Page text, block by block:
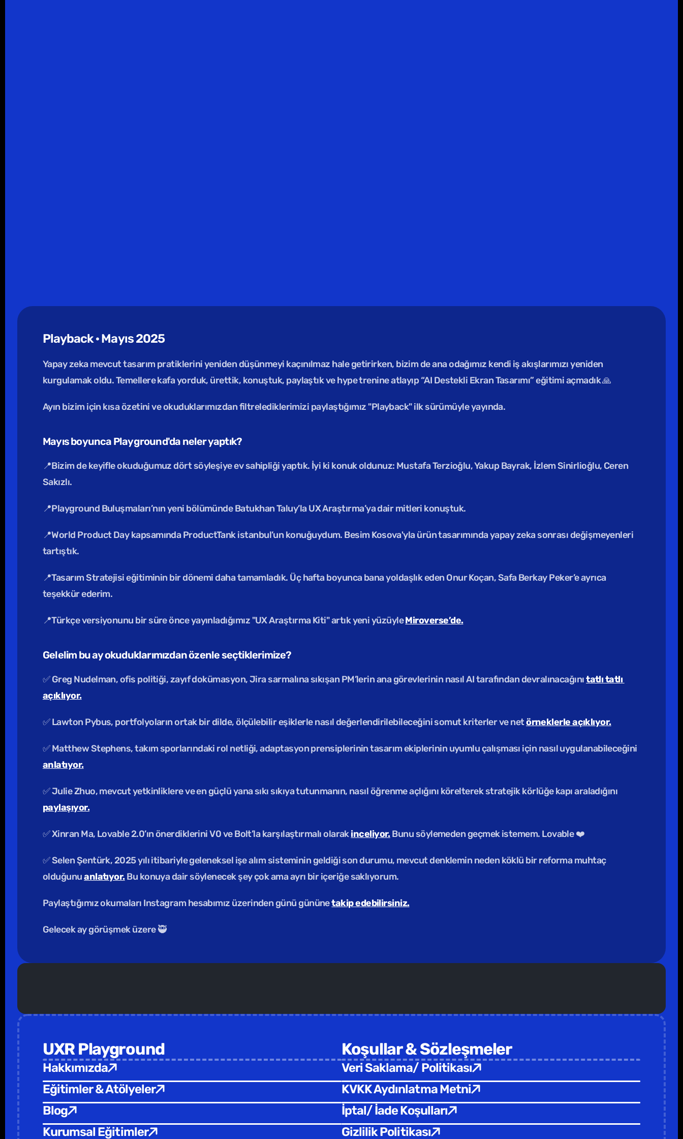
Playback · Mayıs 2025
Yapay zeka mevcut tasarım pratiklerini yeniden düşünmeyi kaçınılmaz hale getirirken, bizim de ana odağımız kendi iş akışlarımızı yeniden
kurgulamak oldu. Temellere kafa yorduk, ürettik, konuştuk, paylaştık ve hype trenine atlayıp “AI Destekli Ekran Tasarımı” eğitimi açmadık 🙏
Ayın bizim için kısa özetini ve okuduklarımızdan filtrelediklerimizi paylaştığımız "Playback" ilk sürümüyle yayında.
Mayıs boyunca Playground'da neler yaptık?
📍Bizim de keyifle okuduğumuz dört söyleşiye ev sahipliği yaptık. İyi ki konuk oldunuz: Mustafa Terzioğlu, Yakup Bayrak, İzlem Sinirlioğlu, Ceren
Sakızlı.
📍Playground Buluşmaları’nın yeni bölümünde Batukhan Taluy’la UX Araştırma’ya dair mitleri konuştuk.
📍World Product Day kapsamında ProductTank istanbul’un konuğuydum. Besim Kosova'yla ürün tasarımında yapay zeka sonrası değişmeyenleri
tartıştık.
📍Tasarım Stratejisi eğitiminin bir dönemi daha tamamladık. Üç hafta boyunca bana yoldaşlık eden Onur Koçan, Safa Berkay Peker’e ayrıca
teşekkür ederim.
📍Türkçe versiyonunu bir süre önce yayınladığımız "UX Araştırma Kiti" artık yeni yüzüyle Miroverse’de.
Gelelim bu ay okuduklarımızdan özenle seçtiklerimize?
✅ Greg Nudelman, ofis politiği, zayıf dokümasyon, Jira sarmalına sıkışan PM’lerin ana görevlerinin nasıl AI tarafından devralınacağını tatlı tatlı
açıklıyor.
✅ Lawton Pybus, portfolyoların ortak bir dilde, ölçülebilir eşiklerle nasıl değerlendirilebileceğini somut kriterler ve net örneklerle açıklıyor.
anlatıyor.
paylaşıyor.
✅ Xinran Ma, Lovable 2.0’ın önerdiklerini V0 ve Bolt’la karşılaştırmalı olarak inceliyor. Bunu söylemeden geçmek istemem. Lovable ❤️
✅ Selen Şentürk, 2025 yılı itibariyle geleneksel işe alım sisteminin geldiği son durumu, mevcut denklemin neden köklü bir reforma muhtaç
olduğunu anlatıyor. Bu konuya dair söylenecek şey çok ama ayrı bir içeriğe saklıyorum.
Paylaştığımız okumaları Instagram hesabımız üzerinden günü gününe takip edebilirsiniz.
Gelecek ay görüşmek üzere 🥷
UXR Playground
Hakkımızda
Eğitimler & Atölyeler
Blog
Kurumsal Eğitimler
Koşullar & Sözleşmeler
Veri Saklama/ Politikası
KVKK Aydınlatma Metni
İptal/ İade Koşulları
Gizlilik Politikası